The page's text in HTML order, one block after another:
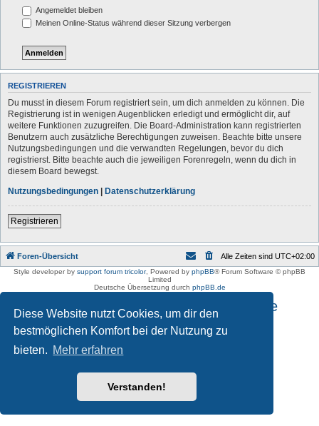
Diese Website nutzt Cookies, um dir den
bestmöglichen Komfort bei der Nutzung zu
bieten. Mehr erfahren
Verstanden!
Angemeldet bleiben
Meinen Online-Status während dieser Sitzung verbergen
REGISTRIEREN
Du musst in diesem Forum registriert sein, um dich anmelden zu können. Die
Registrierung ist in wenigen Augenblicken erledigt und ermöglicht dir, auf
weitere Funktionen zuzugreifen. Die Board-Administration kann registrierten
Benutzern auch zusätzliche Berechtigungen zuweisen. Beachte bitte unsere
Nutzungsbedingungen und die verwandten Regelungen, bevor du dich
registrierst. Bitte beachte auch die jeweiligen Forenregeln, wenn du dich in
diesem Board bewegst.
Nutzungsbedingungen | Datenschutzerklärung
Registrieren
Foren-Übersicht Alle Zeiten sind UTC+02:00
Style developer by support forum tricolor, Powered by phpBB® Forum Software © phpBB
Limited
Deutsche Übersetzung durch phpBB.de
Impressum und Datenschutzhinweise